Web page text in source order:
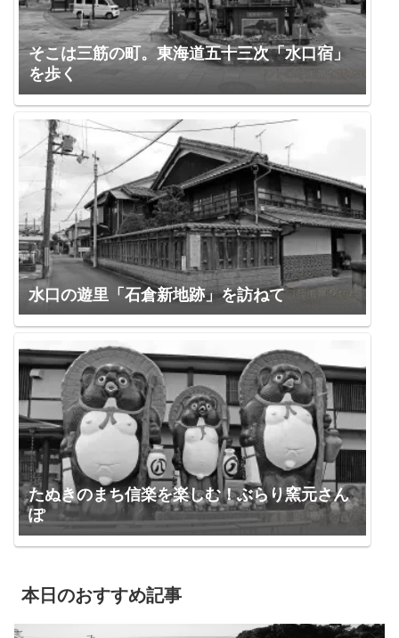
そこは三筋の町。東海道五十三次「水口宿」
を歩く
水口の遊里「石倉新地跡」を訪ねて
たぬきのまち信楽を楽しむ！ぶらり窯元さん
ぽ
本日のおすすめ記事